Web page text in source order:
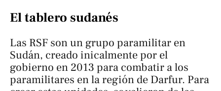
El tablero sudanés
Las RSF son un grupo paramilitar en
Sudán, creado inicalmente por el
gobierno en 2013 para combatir a los
paramilitares en la región de Darfur. Para